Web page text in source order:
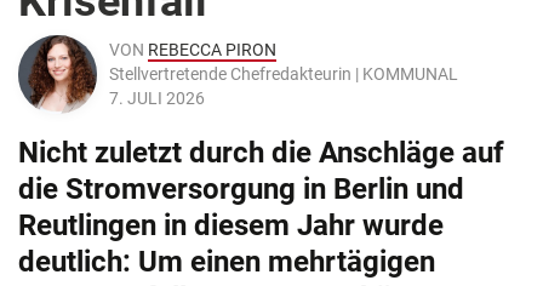
VON REBECCA PIRON
Stellvertretende Chefredakteurin | KOMMUNAL
7. JULI 2026
Nicht zuletzt durch die Anschläge auf
die Stromversorgung in Berlin und
Reutlingen in diesem Jahr wurde
deutlich: Um einen mehrtägigen